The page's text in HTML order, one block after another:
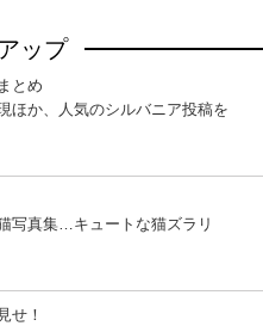
ップ
とめ
ほか、人気のシルバニア投稿を
写真集…キュートな猫ズラリ
せ！